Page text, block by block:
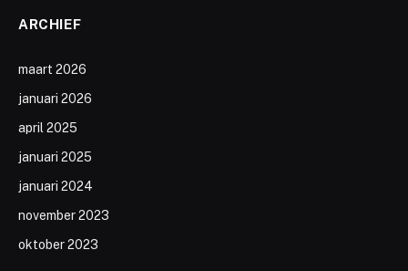
ARCHIEF
maart 2026
januari 2026
april 2025
januari 2025
januari 2024
november 2023
oktober 2023